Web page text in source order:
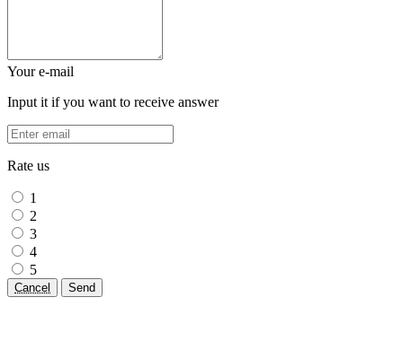
Your e-mail
Input it if you want to receive answer
Rate us
1
2
3
4
5
Cancel Send